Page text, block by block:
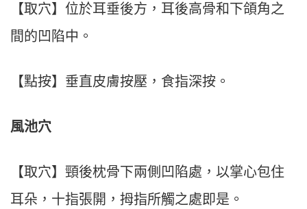
【取穴】位於耳垂後方，耳後高骨和下頜角之
間的凹陷中。
【點按】垂直皮膚按壓，食指深按。
風池穴
【取穴】頸後枕骨下兩側凹陷處，以掌心包住
耳朵，十指張開，拇指所觸之處即是。